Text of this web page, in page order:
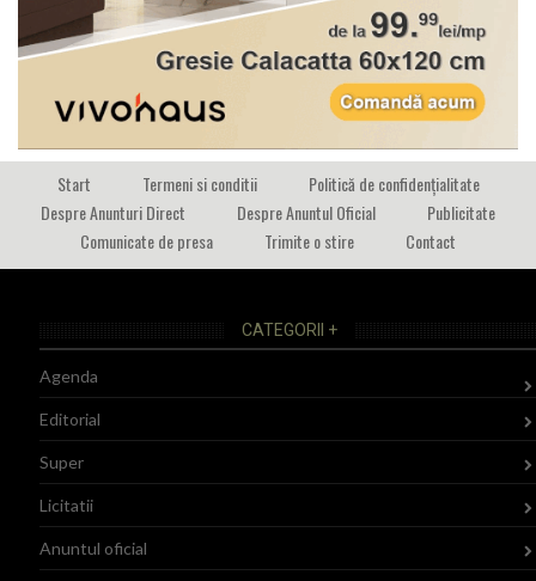
Start Termeni si conditii
Politică de confidențialitate
Despre Anunturi Direct
Despre Anuntul Oficial
Publicitate
Comunicate de presa
Trimite o stire Contact
CATEGORII +
Agenda
Editorial
Super
Licitatii
Anuntul oficial